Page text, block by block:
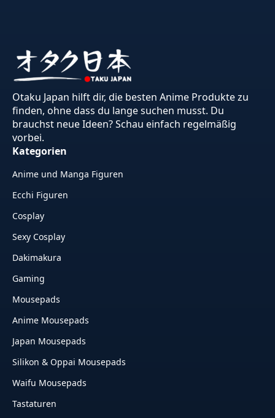
Otaku Japan hilft dir, die besten Anime Produkte zu
finden, ohne dass du lange suchen musst. Du
brauchst neue Ideen? Schau einfach regelmäßig
vorbei.
Kategorien
Anime und Manga Figuren
Ecchi Figuren
Cosplay
Sexy Cosplay
Dakimakura
Gaming
Mousepads
Anime Mousepads
Japan Mousepads
Silikon & Oppai Mousepads
Waifu Mousepads
Tastaturen